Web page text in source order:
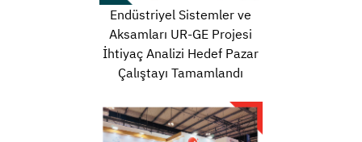
Endüstriyel Sistemler ve
Aksamları UR-GE Projesi
İhtiyaç Analizi Hedef Pazar
Çalıştayı Tamamlandı